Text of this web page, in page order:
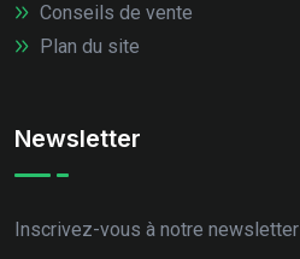
Conseils de vente
Plan du site
Newsletter
Inscrivez-vous à notre newsletter